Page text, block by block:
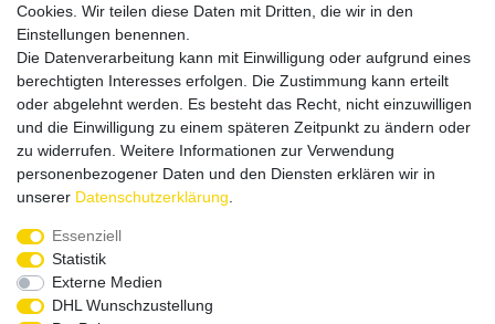
Versandpartner
Service & Kontakt
Rufen Sie uns an unter:
0375 - 21459172
Cookies. Wir teilen diese Daten mit Dritten, die wir in den
Einstellungen benennen.
Die Datenverarbeitung kann mit Einwilligung oder aufgrund eines
berechtigten Interesses erfolgen. Die Zustimmung kann erteilt
oder abgelehnt werden. Es besteht das Recht, nicht einzuwilligen
und die Einwilligung zu einem späteren Zeitpunkt zu ändern oder
zu widerrufen. Weitere Informationen zur Verwendung
personenbezogener Daten und den Diensten erklären wir in
unserer Daten­schutz­erklärung
Essenziell
Statistik
Externe Medien
DHL Wunschzustellung